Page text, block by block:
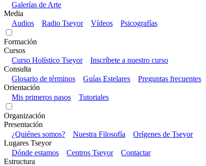
Galerías de Arte
Media
Audios
Radio Tseyor Vídeos Psicografías
Formación
Cursos
Curso Holístico Tseyor
Inscríbete a nuestro curso
Consulta
Glosario de términos
Guías Estelares
Preguntas frecuentes
Orientación
Mis primeros pasos
Tutoriales
Organización
Presentación
¿Quiénes somos?
Nuestra Filosofía
Orígenes de Tseyor
Lugares Tseyor
Dónde estamos
Centros Tseyor
Contactar
Estructura